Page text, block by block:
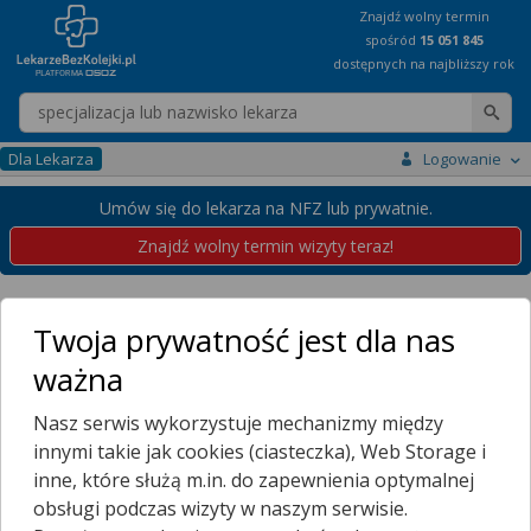
Znajdź wolny termin
spośród 15 051 845
dostępnych na najbliższy rok
Wpisz nazwę lekarza
Dla Lekarza Logowanie
Umów się do lekarza na NFZ lub prywatnie.
Znajdź wolny termin wizyty teraz!
Placówki
Przychodnie w Oświęcimiu
Wybierz dzielnicę
BABICE
BALCARKI
BRZEZINKA
DWORY
Twoja prywatność jest dla nas
ważna
Nasz serwis wykorzystuje mechanizmy między
innymi takie jak cookies (ciasteczka), Web Storage i
inne, które służą m.in. do zapewnienia optymalnej
obsługi podczas wizyty w naszym serwisie.